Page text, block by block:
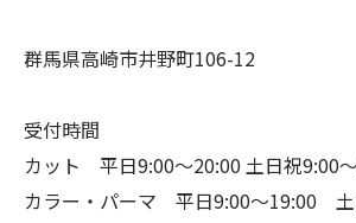
群馬県高崎市井野町106-12
受付時間
カット 平日9:00〜20:00 土日祝9:00
カラー・パーマ 平日9:00〜19:00 土